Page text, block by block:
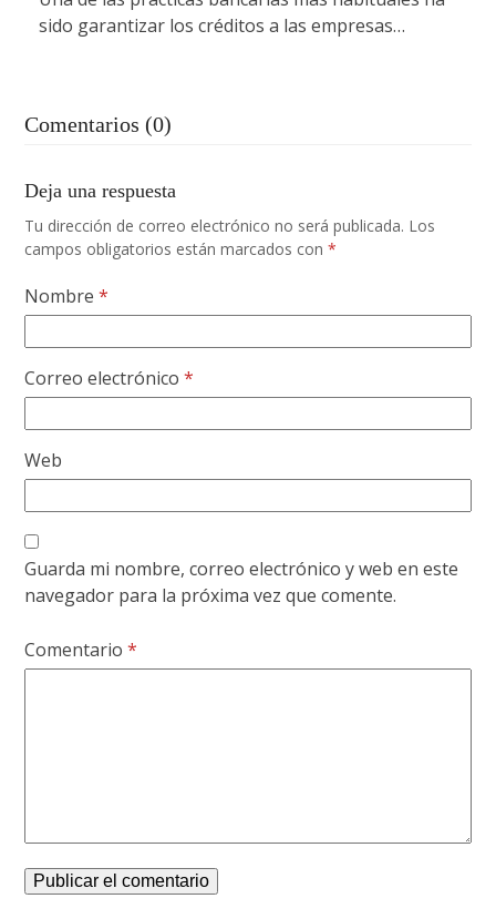
sido garantizar los créditos a las empresas…
Comentarios (0)
Deja una respuesta
Tu dirección de correo electrónico no será publicada. Los
campos obligatorios están marcados con*
Nombre*
Correo electrónico*
Web
Guarda mi nombre, correo electrónico y web en este
navegador para la próxima vez que comente.
Comentario*